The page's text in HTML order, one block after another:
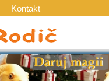
Kontakt